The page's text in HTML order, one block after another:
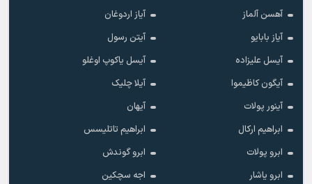
آهسن آلماز
آیاز اردوغان
آیاز بابایو
آیتن رسول
آیسل علیزاده
آیسل یاکوپ اوغلو
آیگون کاظیموا
آیلا چلیک
آینور پولات
آیهان
ابراهیم ارکال
ابراهیم تاتلیسس
ابرو پولات
ابرو گوندش
ابرو یاشار
اجه سچکین